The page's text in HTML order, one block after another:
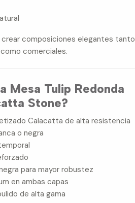
composiciones elegantes tanto
comerciales.
Mesa Tulip Redonda
Stone?
Calacatta de alta resistencia
o negra
para mayor robustez
en ambas capas
de alta gama